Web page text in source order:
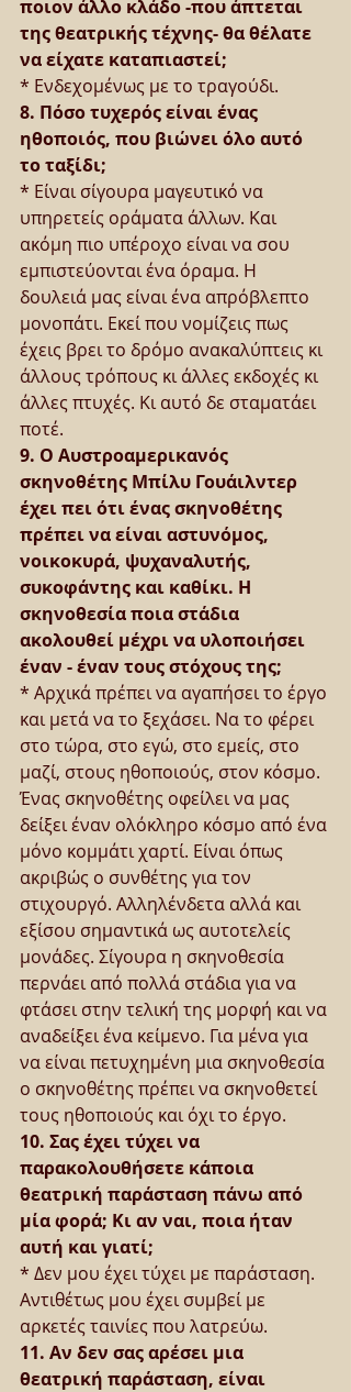
ποιον άλλο κλάδο -που άπτεται
της θεατρικής τέχνης- θα θέλατε
να είχατε καταπιαστεί;
* Ενδεχομένως με το τραγούδι.
8. Πόσο τυχερός είναι ένας
ηθοποιός, που βιώνει όλο αυτό
το ταξίδι;
* Είναι σίγουρα μαγευτικό να
υπηρετείς οράματα άλλων. Και
ακόμη πιο υπέροχο είναι να σου
εμπιστεύονται ένα όραμα. Η
δουλειά μας είναι ένα απρόβλεπτο
μονοπάτι. Εκεί που νομίζεις πως
έχεις βρει το δρόμο ανακαλύπτεις κι
άλλους τρόπους κι άλλες εκδοχές κι
άλλες πτυχές. Κι αυτό δε σταματάει
ποτέ.
9. Ο Αυστροαμερικανός
σκηνοθέτης Μπίλυ Γουάιλντερ
έχει πει ότι ένας σκηνοθέτης
πρέπει να είναι αστυνόμος,
νοικοκυρά, ψυχαναλυτής,
συκοφάντης και καθίκι. Η
σκηνοθεσία ποια στάδια
ακολουθεί μέχρι να υλοποιήσει
έναν - έναν τους στόχους της;
* Αρχικά πρέπει να αγαπήσει το έργο
και μετά να το ξεχάσει. Να το φέρει
στο τώρα, στο εγώ, στο εμείς, στο
μαζί, στους ηθοποιούς, στον κόσμο.
Ένας σκηνοθέτης οφείλει να μας
δείξει έναν ολόκληρο κόσμο από ένα
μόνο κομμάτι χαρτί. Είναι όπως
ακριβώς ο συνθέτης για τον
στιχουργό. Αλληλένδετα αλλά και
εξίσου σημαντικά ως αυτοτελείς
μονάδες. Σίγουρα η σκηνοθεσία
περνάει από πολλά στάδια για να
φτάσει στην τελική της μορφή και να
αναδείξει ένα κείμενο. Για μένα για
να είναι πετυχημένη μια σκηνοθεσία
ο σκηνοθέτης πρέπει να σκηνοθετεί
τους ηθοποιούς και όχι το έργο.
10. Σας έχει τύχει να
παρακολουθήσετε κάποια
θεατρική παράσταση πάνω από
μία φορά; Κι αν ναι, ποια ήταν
αυτή και γιατί;
* Δεν μου έχει τύχει με παράσταση.
Αντιθέτως μου έχει συμβεί με
αρκετές ταινίες που λατρεύω.
11. Αν δεν σας αρέσει μια
θεατρική παράσταση, είναι